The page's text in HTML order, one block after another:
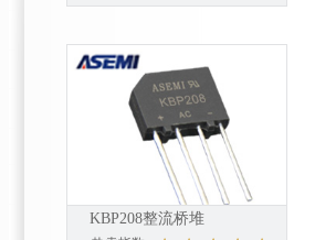
KBP208整流桥堆